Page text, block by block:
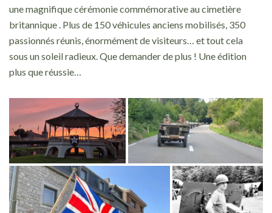
une magnifique cérémonie commémorative au cimetière
britannique . Plus de 150 véhicules anciens mobilisés, 350
passionnés réunis, énormément de visiteurs… et tout cela
sous un soleil radieux. Que demander de plus ! Une édition
plus que réussie…